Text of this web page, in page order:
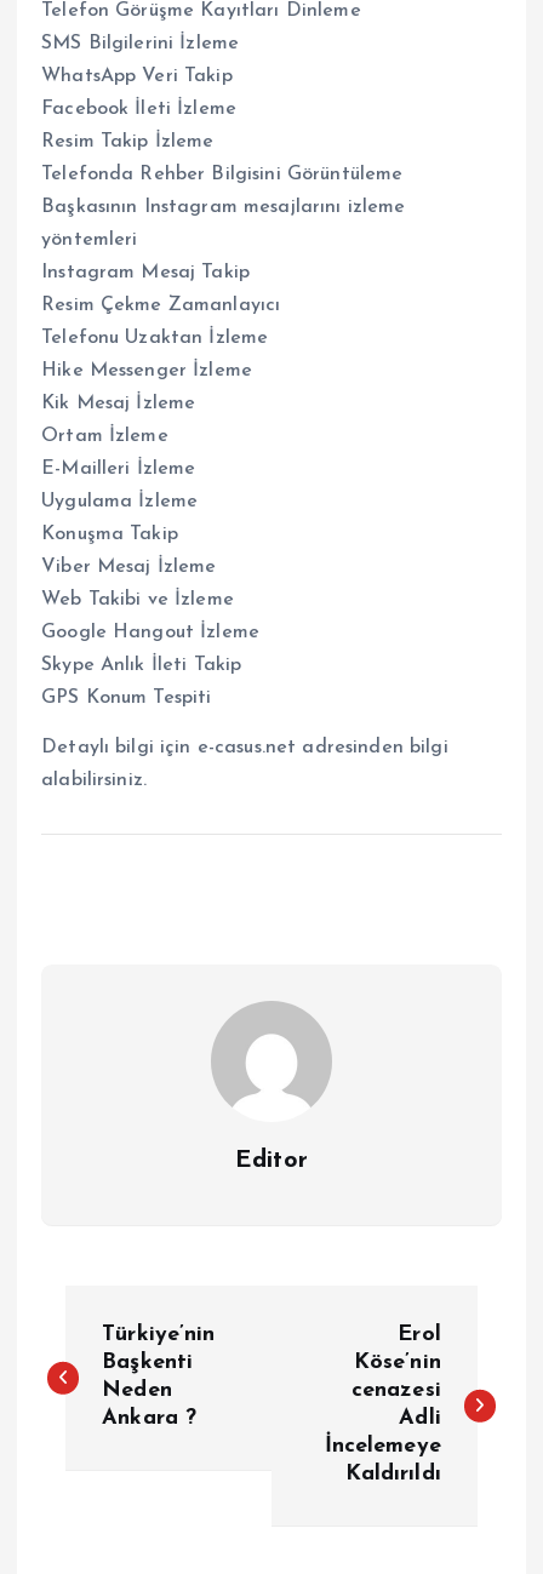
Telefon Görüşme Kayıtları Dinleme
SMS Bilgilerini İzleme
WhatsApp Veri Takip
Facebook İleti İzleme
Resim Takip İzleme
Telefonda Rehber Bilgisini Görüntüleme
Başkasının Instagram mesajlarını izleme
yöntemleri
Instagram Mesaj Takip
Resim Çekme Zamanlayıcı
Telefonu Uzaktan İzleme
Hike Messenger İzleme
Kik Mesaj İzleme
Ortam İzleme
E-Mailleri İzleme
Uygulama İzleme
Konuşma Takip
Viber Mesaj İzleme
Web Takibi ve İzleme
Google Hangout İzleme
Skype Anlık İleti Takip
GPS Konum Tespiti
Detaylı bilgi için e-casus.net adresinden bilgi
alabilirsiniz.
Editor
a
Türkiye’nin
Başkenti
Neden
Ankara ?
Erol
Köse’nin
cenazesi
Adli
İncelemeye
Kaldırıldı